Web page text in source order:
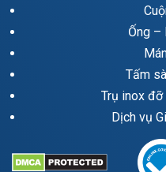
Ống –
Tấm
Trụ inox đỡ
Dịch vụ